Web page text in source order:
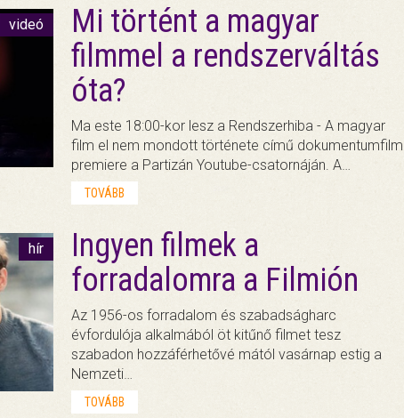
videó
Mi történt a magyar
filmmel a rendszerváltás
óta?
Ma este 18:00-kor lesz a Rendszerhiba - A magyar
film el nem mondott története című dokumentumfilm
premiere a Partizán Youtube-csatornáján. A…
TOVÁBB
hír
Ingyen filmek a
forradalomra a Filmión
Az 1956-os forradalom és szabadságharc
évfordulója alkalmából öt kitűnő filmet tesz
szabadon hozzáférhetővé mától vasárnap estig a
Nemzeti…
TOVÁBB